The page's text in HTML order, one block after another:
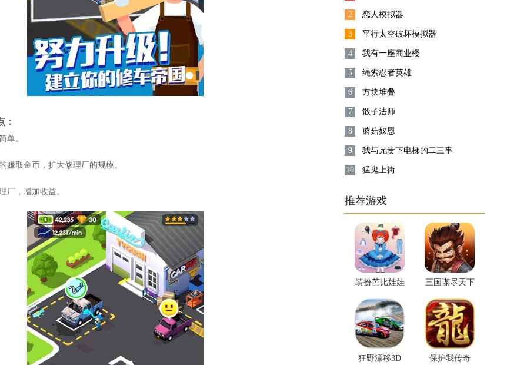
：
单。
赚取金币，扩大修理厂的规模。
厂，增加收益。
2 恋人模拟器
3 平行太空破坏模拟器
4 我有一座商业楼
5 绳索忍者英雄
6 方块堆叠
7 骰子法师
8 蘑菇奴恩
9 我与兄贵下电梯的二三事
10 猛鬼上街
推荐游戏
装扮芭比娃娃 三国谋尽天下
狂野漂移3D 保护我传奇